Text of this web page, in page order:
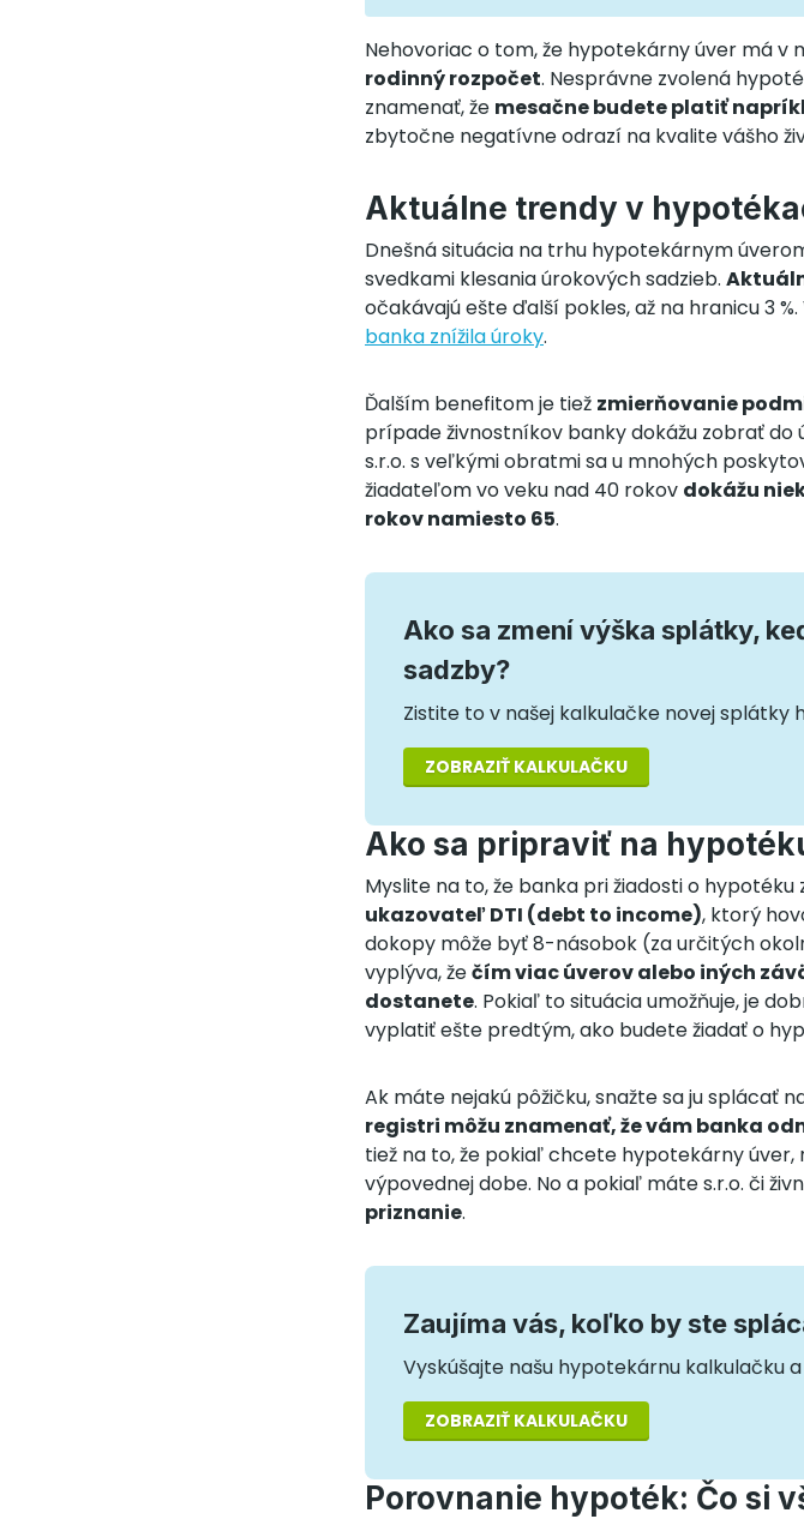
Nehovoriac o tom, že hypotekárny úver má v
rodinný rozpočet. Nesprávne zvolená
znamenať, že mesačne budete platiť
zbytočne negatívne odrazí na kvalite vášho
Aktuálne trendy v
Dnešná situácia na trhu hypotekárnym
svedkami klesania úrokových sadzieb.
očakávajú ešte ďalší pokles, až na hranicu 3
banka znížila úroky.
Ďalším benefitom je tiež zmierňovanie
prípade živnostníkov banky dokážu zobrať
s.r.o. s veľkými obratmi sa u mnohých
žiadateľom vo veku nad 40 rokov dokážu
rokov namiesto 65.
Ako sa zmení výška splátky,
sadzby?
Zistite to v našej kalkulačke novej splátky
ZOBRAZIŤ KALKULAČKU
Ako sa pripraviť na
Myslite na to, že banka pri žiadosti o
ukazovateľ DTI (debt to income), ktorý
dokopy môže byť 8-násobok (za určitých
vyplýva, žečím viac úverov alebo iných
dostanete. Pokiaľ to situácia umožňuje, je
vyplatiť ešte predtým, ako budete žiadať o
Ak máte nejakú pôžičku, snažte sa ju splácať
registri môžu znamenať, že vám banka
tiež na to, že pokiaľ chcete hypotekárny
výpovednej dobe. No a pokiaľ máte s.r.o. či
priznanie.
Zaujíma vás, koľko by ste
Vyskúšajte našu hypotekárnu kalkulačku
ZOBRAZIŤ KALKULAČKU
Porovnanie hypoték: Čo si